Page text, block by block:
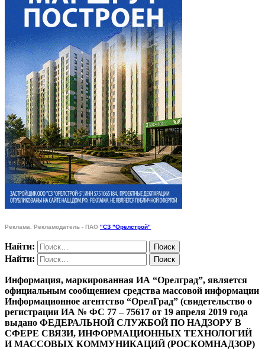
Реклама. Рекламодатель - ПАО "СЗ "Орелстрой"
Найти:
Найти:
Информация, маркированная ИА “Орелград”, является
официальным сообщением средства массовой информации
Информационное агентство “ОрелГрад” (свидетельство о
регистрации ИА № ФС 77 – 75617 от 19 апреля 2019 года
выдано ФЕДЕРАЛЬНОЙ СЛУЖБОЙ ПО НАДЗОРУ В
СФЕРЕ СВЯЗИ, ИНФОРМАЦИОННЫХ ТЕХНОЛОГИЙ
И МАССОВЫХ КОММУНИКАЦИЙ (РОСКОМНАДЗОР)